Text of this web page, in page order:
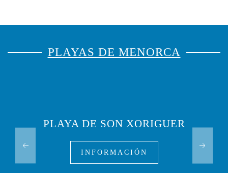
PLAYAS DE MENORCA
PLAYA DE SON XORIGUER
INFORMACIÓN